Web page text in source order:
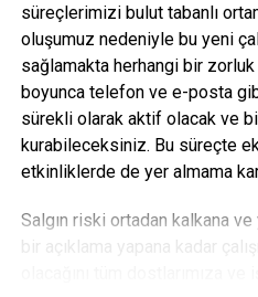
olan Christian Kuenstel
süreçlerimizi bulut tabanlı
oluşumuz nedeniyle bu yeni
sağlamakta herhangi bir zorluk
boyunca telefon ve e-posta
sürekli olarak aktif olacak ve
kurabileceksiniz. Bu süreçte
etkinliklerde de yer almama
Salgın riski ortadan kalkana
bir açıklama yapana kadar